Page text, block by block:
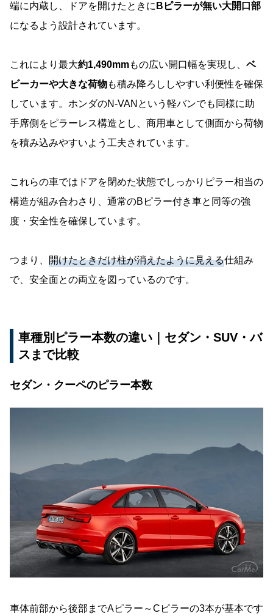
端に内蔵し、ドアを開けたときに Bピラーが無い大開口部
になるよう設計されています。
これにより最大約1,490mmもの広い開口幅を実現し、 ベ
ビーカーや大きな荷物も積み降ろししやすい利便性を確保
しています。ホンダのN-VANという軽バンでも同様に助
手席側をピラーレス構造とし、商用車として側面から荷物
を積み込みやすいよう工夫されています。
これらの車ではドアを閉めた状態でしっかりピラー相当の
構造が組み合わさり、通常のBピラー付き車と同等の強
度・安全性を確保しています。
つまり、 開けたときだけ柱が消えたように見える仕組み
で、安全面との両立を図っているのです。
車種別ピラー本数の違い｜セダン・SUV・バ
スまで比較
セダン・クーペのピラー本数
車体前部から後部までAピラー～Cピラーの3本が基本です